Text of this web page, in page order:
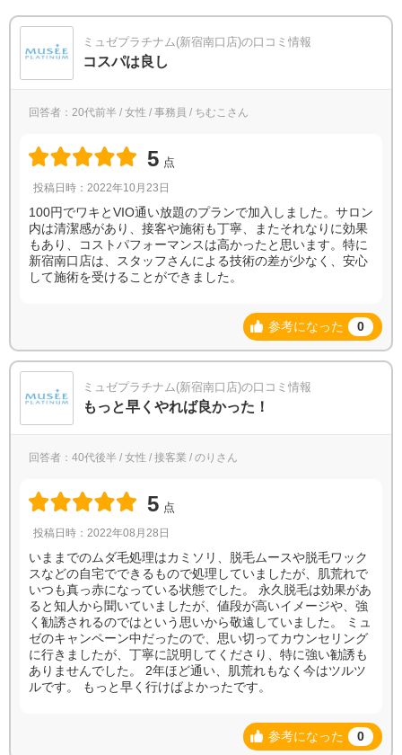
ミュゼプラチナム(新宿南口店)の口コミ情報
コスパは良し
回答者：20代前半 / 女性 / 事務員 / ちむこさん
5 点
投稿日時：2022年10月23日
100円でワキとVIO通い放題のプランで加入しました。サロン
内は清潔感があり、接客や施術も丁寧、またそれなりに効果
もあり、コストパフォーマンスは高かったと思います。特に
新宿南口店は、スタッフさんによる技術の差が少なく、安心
して施術を受けることができました。
参考になった 0
ミュゼプラチナム(新宿南口店)の口コミ情報
もっと早くやれば良かった！
回答者：40代後半 / 女性 / 接客業 / のりさん
5 点
投稿日時：2022年08月28日
いままでのムダ毛処理はカミソリ、脱毛ムースや脱毛ワック
スなどの自宅でできるもので処理していましたが、肌荒れで
いつも真っ赤になっている状態でした。 永久脱毛は効果があ
ると知人から聞いていましたが、値段が高いイメージや、強
く勧誘されるのではという思いから敬遠していました。 ミュ
ゼのキャンペーン中だったので、思い切ってカウンセリング
に行きましたが、丁寧に説明してくださり、特に強い勧誘も
ありませんでした。 2年ほど通い、肌荒れもなく今はツルツ
ルです。 もっと早く行けばよかったです。
参考になった 0